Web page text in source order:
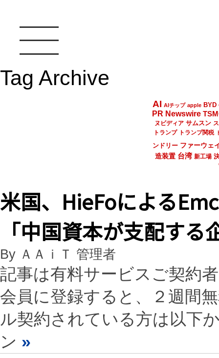
Tag Archive
AI AIチップ apple BYD
PR Newswire
ヌビディア サムスン
トランプ
トランプ関税
ンドリー ファーウェ
造装置 台湾 新工場
米国、HieFoによる
「中国資本が支配する
By ＡＡｉＴ 管理者
記事は有料サービスご契約
会員に登録すると、２週間
ル契約されている方は以下
ン »